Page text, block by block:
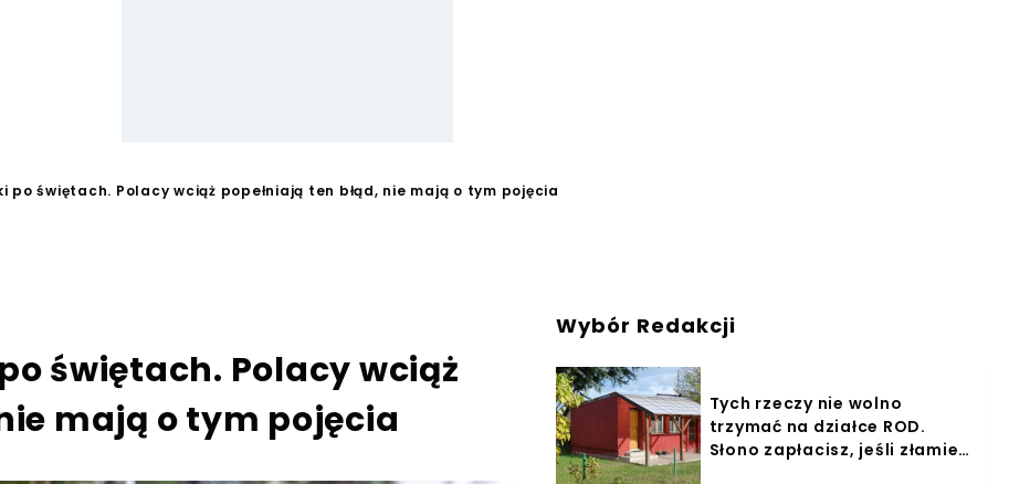
po świętach. Polacy wciąż popełniają ten błąd, nie mają o tym pojęcia
świętach. Polacy wciąż
mają o tym pojęcia
Wybór Redakcji
Tych rzeczy nie wolno
trzymać na działce ROD.
Słono zapłacisz, jeśli złamiesz